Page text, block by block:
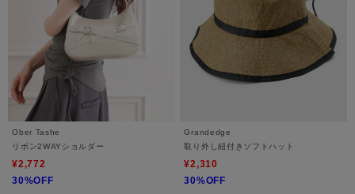
Ober Tashe
リボン2WAYショルダー
¥2,772
30%OFF
Grandedge
取り外し紐付きソフトハット
¥2,310
30%OFF